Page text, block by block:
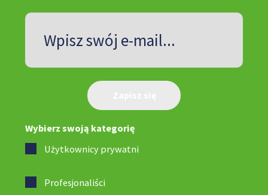
Wybierz swoją kategorię
Użytkownicy prywatni
Profesjonaliści